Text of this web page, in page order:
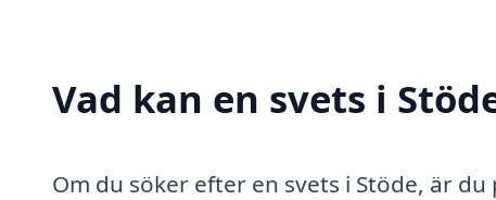
Vad kan en svets i
Om du söker efter en svets i Stöde, är